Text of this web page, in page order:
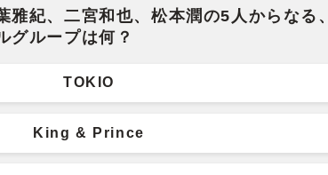
雅紀、二宮和也、松本潤の5人からなる、
グループは何？
TOKIO
King & Prince